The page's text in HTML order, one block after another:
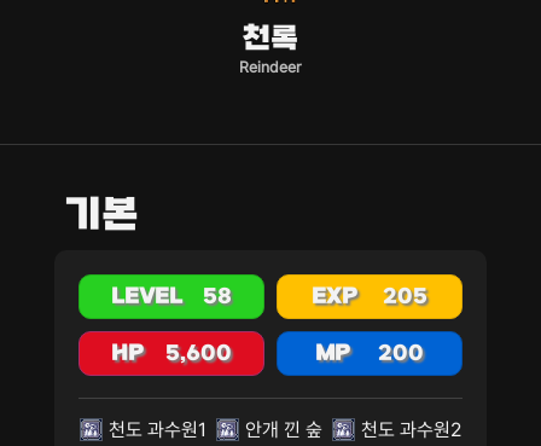
천록
Reindeer
기본
LEVEL 58 EXP 205
HP 5,600 MP 200
천도 과수원1 안개 낀 숲
천도 과수원2